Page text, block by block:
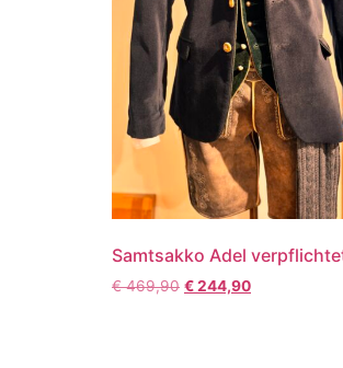
Samtsakko Adel
€469,90 €244,90